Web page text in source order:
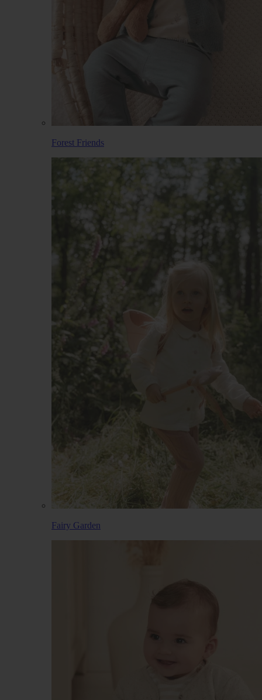
Forest Friends
Fairy Garden